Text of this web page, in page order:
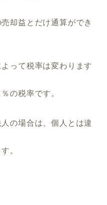
却益とだけ通算ができ
って税率は変わります
の税率です。
の場合は、個人とは違
。